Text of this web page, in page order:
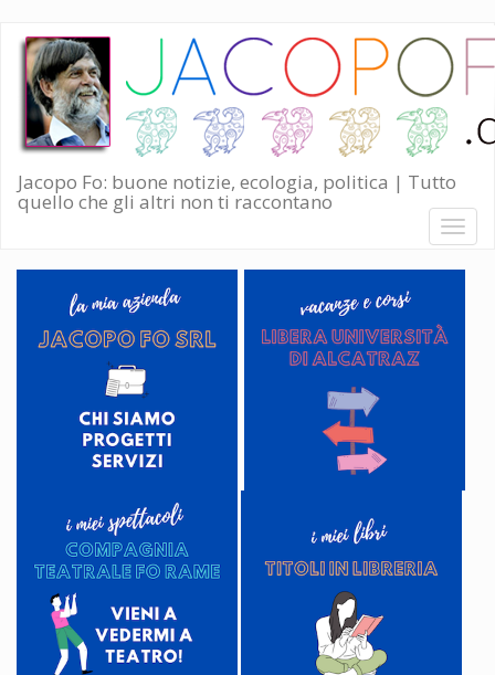
Salta
contenuto
principale
Jacopo Fo: buone notizie, ecologia, politica | Tutto
quello che gli altri non ti raccontano
Toggle